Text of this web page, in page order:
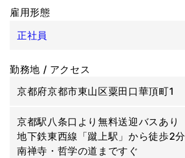
雇用形態
正社員
勤務地 / アクセス
京都府京都市東山区粟田口華頂町1
京都駅八条口より無料送迎バスあり
地下鉄東西線「蹴上駅」から徒歩2分
南禅寺・哲学の道まですぐ